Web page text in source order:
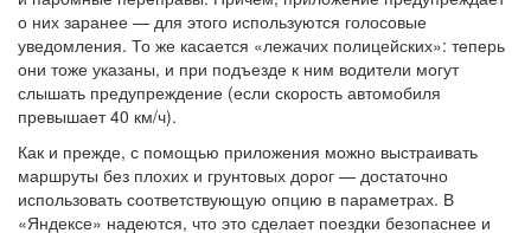
о них заранее — для этого используются голосовые
уведомления. То же касается «лежачих полицейских»: теперь
они тоже указаны, и при подъезде к ним водители могут
слышать предупреждение (если скорость автомобиля
превышает 40 км/ч).
Как и прежде, с помощью приложения можно выстраивать
маршруты без плохих и грунтовых дорог — достаточно
использовать соответствующую опцию в параметрах. В
«Яндексе» надеются, что это сделает поездки безопаснее и